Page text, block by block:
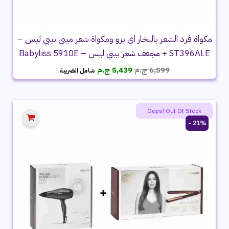
مكواة فرد الشعر بالبخار اي برو ومكواة شعر ميني بيبي ليس –
ST396ALE + مجفف شعر بيبي ليس – Babyliss 5910E
6,599ج.مالسعر
الأصلي
6,599 ج.م.
5,439 ج.م السعر
الحالي
5,439 ج.م.
شامل الضريبة
21% -
Oops! Out Of Stock